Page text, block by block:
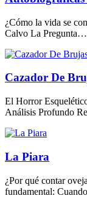
¿Cómo la vida se
Calvo La Pregunta…
Cazador De
El Horror
Análisis Profundo
La Piara
¿Por qué contar
fundamental: